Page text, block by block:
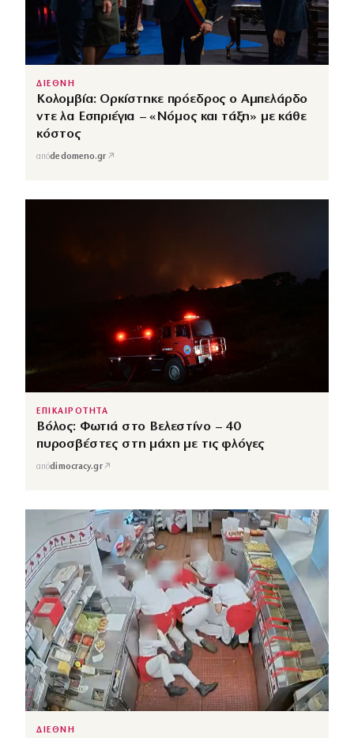
ΔΙΕΘΝΗ
Κολομβία: Ορκίστηκε πρόεδρος ο Αμπελάρδο
ντε λα Εσπριέγια – «Νόμος και τάξη» με κάθε
κόστος
απόdedomeno.gr ↗
ΕΠΙΚΑΙΡΟΤΗΤΑ
Βόλος: Φωτιά στο Βελεστίνο – 40
πυροσβέστες στη μάχη με τις φλόγες
απόdimocracy.gr↗
ΔΙΕΘΝΗ